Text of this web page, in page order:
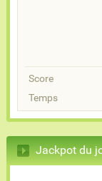
Score
Temps
Jackpot du